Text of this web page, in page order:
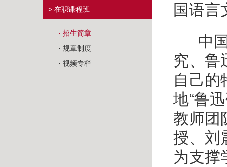
> 在职课程班
· 招生简章
· 规章制度
· 视频专栏
国语言
中
究、鲁
自己的
地“鲁
教师团
授、刘
为支撑